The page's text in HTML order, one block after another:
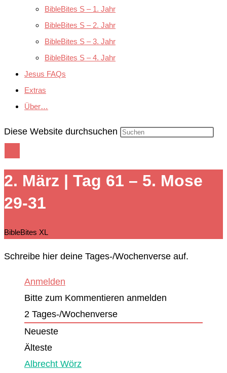
BibleBites S – 1. Jahr
BibleBites S – 2. Jahr
BibleBites S – 3. Jahr
BibleBites S – 4. Jahr
Jesus FAQs
Extras
Über…
Diese Website durchsuchen
2. März | Tag 61 – 5. Mose
29-31
BibleBites XL
Schreibe hier deine Tages-/Wochenverse auf.
Anmelden
Bitte zum Kommentieren anmelden
2 Tages-/Wochenverse
Neueste
Älteste
Albrecht Wörz